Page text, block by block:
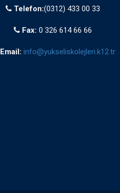
Telefon:(0312) 433 00 33
Fax: 0 326 614 66 66
Email: info@yukseliskolejleri.k12.tr